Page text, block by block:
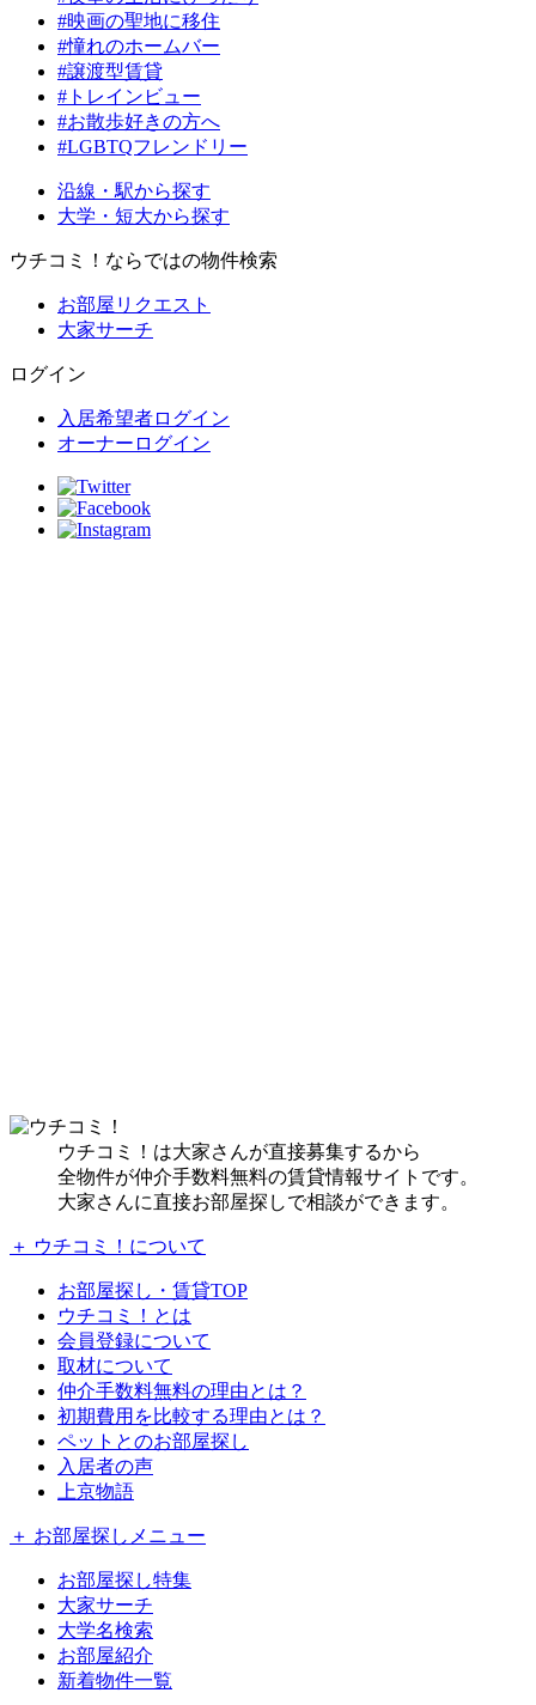
#映画の聖地に移住
#憧れのホームバー
#譲渡型賃貸
#トレインビュー
#お散歩好きの方へ
#LGBTQフレンドリー
沿線・駅から探す
大学・短大から探す
ウチコミ！ならではの物件検索
お部屋リクエスト
大家サーチ
ログイン
入居希望者ログイン
オーナーログイン
ウチコミ！は大家さんが直接募集するから
全物件が仲介手数料無料の賃貸情報サイトです。
大家さんに直接お部屋探しで相談ができます。
＋ ウチコミ！について
お部屋探し・賃貸TOP
ウチコミ！とは
会員登録について
取材について
仲介手数料無料の理由とは？
初期費用を比較する理由とは？
ペットとのお部屋探し
入居者の声
上京物語
＋ お部屋探しメニュー
お部屋探し特集
大家サーチ
大学名検索
お部屋紹介
新着物件一覧